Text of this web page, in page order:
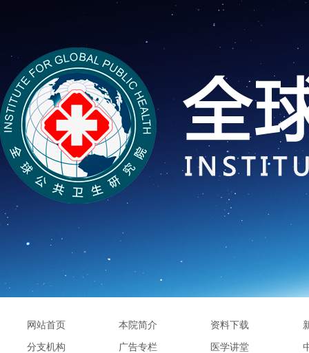
网站首页 本院简介 资料下载
分支机构 广告专栏 医学讲堂